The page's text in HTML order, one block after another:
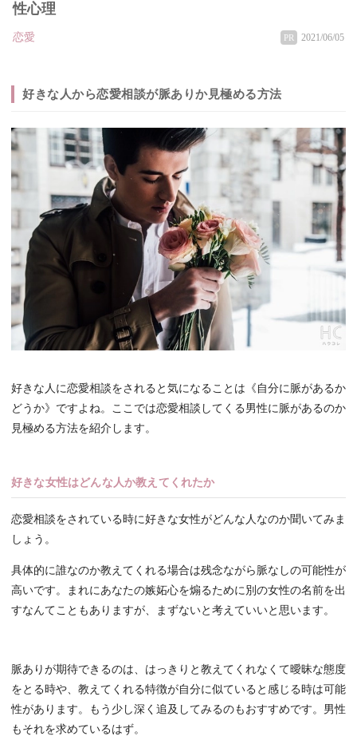
性心理
恋愛 PR 2021/06/05
好きな人から恋愛相談が脈ありか見極める方法
好きな人に恋愛相談をされると気になることは《自分に脈があるか
どうか》ですよね。ここでは恋愛相談してくる男性に脈があるのか
見極める方法を紹介します。
好きな女性はどんな人か教えてくれたか
恋愛相談をされている時に好きな女性がどんな人なのか聞いてみま
しょう。
具体的に誰なのか教えてくれる場合は残念ながら脈なしの可能性が
高いです。まれにあなたの嫉妬心を煽るために別の女性の名前を出
すなんてこともありますが、まずないと考えていいと思います。
脈ありが期待できるのは、はっきりと教えてくれなくて曖昧な態度
をとる時や、教えてくれる特徴が自分に似ていると感じる時は可能
性があります。もう少し深く追及してみるのもおすすめです。男性
もそれを求めているはず。